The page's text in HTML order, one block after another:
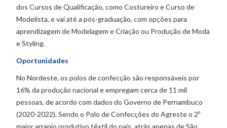
dos Cursos de Qualificação, como Costureiro e Curso de
Modelista, e vai até a pós-graduação, com opções para
aprendizagem de Modelagem e Criação ou Produção de Moda
e Styling.
Oportunidades
No Nordeste, os polos de confecção são responsáveis por
16% da produção nacional e empregam cerca de 11 mil
pessoas, de acordo com dados do Governo de Pernambuco
(2020-2022). Sendo o Polo de Confecções do Agreste o 2º